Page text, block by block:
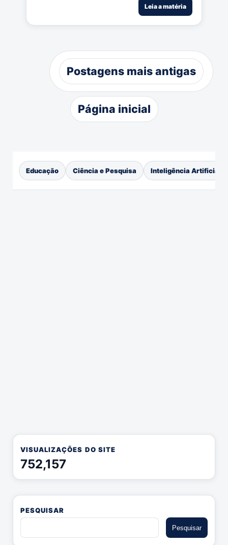
Leia a matéria
Postagens mais antigas
Página inicial
Educação Ciência e Pesquisa Inteligência Artificial
VISUALIZAÇÕES DO SITE
752,157
PESQUISAR